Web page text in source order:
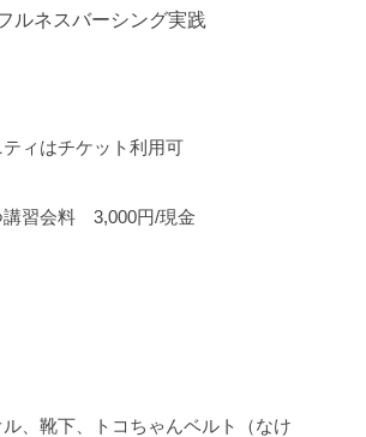
ルネスバーシング実践
ィはチケット利用可
講習会料 3,000円/現金
、靴下、トコちゃんベルト（なけ